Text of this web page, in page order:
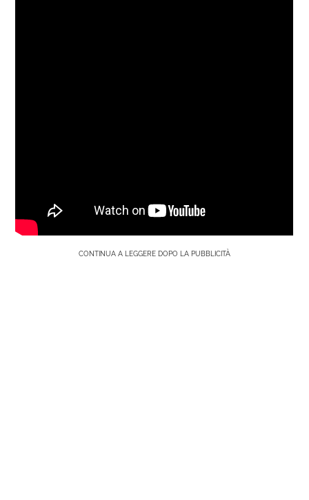
CONTINUA A LEGGERE DOPO LA PUBBLICITÀ